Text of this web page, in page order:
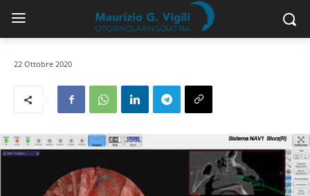
22 Ottobre 2020